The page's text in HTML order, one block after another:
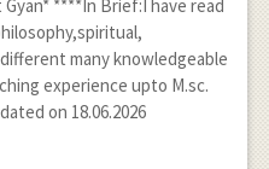
****In Brief:I have read
many knowledgeable
experience upto M.sc.
on 18.06.2026